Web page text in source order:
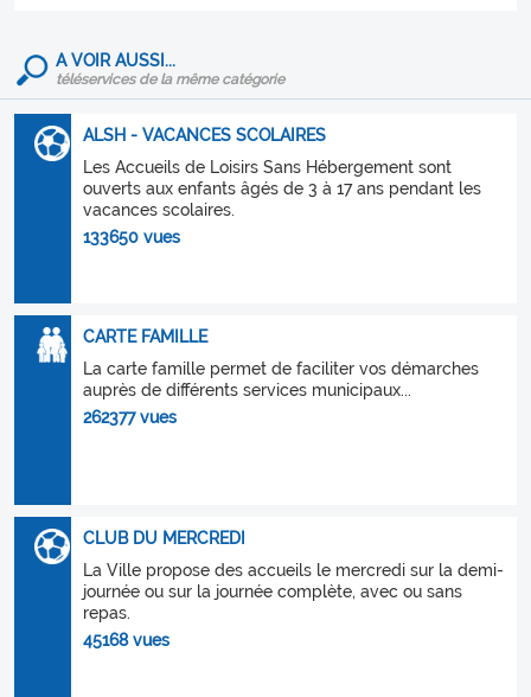
A VOIR AUSSI...
téléservices de la même catégorie
ALSH - VACANCES SCOLAIRES
Les Accueils de Loisirs Sans Hébergement sont
ouverts aux enfants âgés de 3 à 17 ans pendant les
vacances scolaires.
133650 vues
CARTE FAMILLE
La carte famille permet de faciliter vos démarches
auprès de différents services municipaux...
262377 vues
CLUB DU MERCREDI
La Ville propose des accueils le mercredi sur la demi-
journée ou sur la journée complète, avec ou sans
repas.
45168 vues